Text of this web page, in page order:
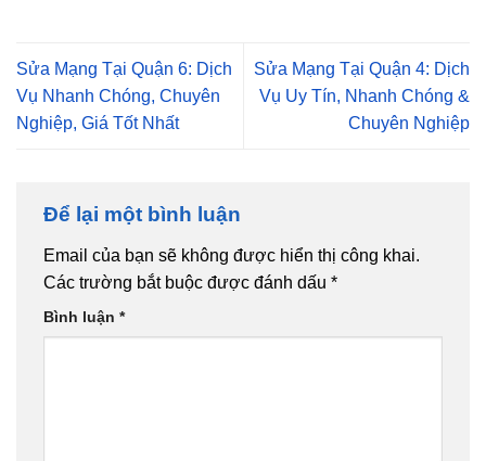
Sửa Mạng Tại Quận 6: Dịch
Vụ Nhanh Chóng, Chuyên
Nghiệp, Giá Tốt Nhất
Sửa Mạng Tại Quận 4: Dịch
Vụ Uy Tín, Nhanh Chóng &
Chuyên Nghiệp
Để lại một bình luận
Email của bạn sẽ không được hiển thị công khai.
Các trường bắt buộc được đánh dấu *
Bình luận *